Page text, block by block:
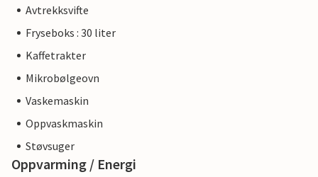
Avtrekksvifte
Fryseboks : 30 liter
Kaffetrakter
Mikrobølgeovn
Vaskemaskin
Oppvaskmaskin
Støvsuger
Oppvarming / Energi